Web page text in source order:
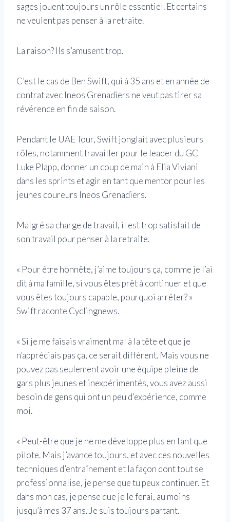
sages jouent toujours un rôle essentiel. Et certains
ne veulent pas penser à la retraite.
La raison? Ils s’amusent trop.
C’est le cas de Ben Swift, qui à 35 ans et en année de
contrat avec Ineos Grenadiers ne veut pas tirer sa
révérence en fin de saison.
Pendant le UAE Tour, Swift jonglait avec plusieurs
rôles, notamment travailler pour le leader du GC
Luke Plapp, donner un coup de main à Elia Viviani
dans les sprints et agir en tant que mentor pour les
jeunes coureurs Ineos Grenadiers.
Malgré sa charge de travail, il est trop satisfait de
son travail pour penser à la retraite.
« Pour être honnête, j’aime toujours ça, comme je l’ai
dit à ma famille, si vous êtes prêt à continuer et que
vous êtes toujours capable, pourquoi arrêter? »
Swift raconte Cyclingnews.
« Si je me faisais vraiment mal à la tête et que je
n’appréciais pas ça, ce serait différent. Mais vous ne
pouvez pas seulement avoir une équipe pleine de
gars plus jeunes et inexpérimentés, vous avez aussi
besoin de gens qui ont un peu d’expérience, comme
moi.
« Peut-être que je ne me développe plus en tant que
pilote. Mais j’avance toujours, et avec ces nouvelles
techniques d’entraînement et la façon dont tout se
professionnalise, je pense que tu peux continuer. Et
dans mon cas, je pense que je le ferai, au moins
jusqu’à mes 37 ans. Je suis toujours partant.